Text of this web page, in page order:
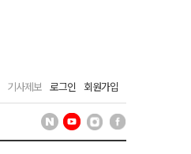
기사제보 로그인 회원가입